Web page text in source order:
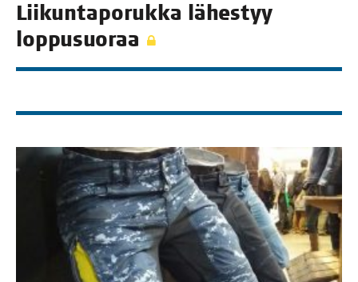
Lii­kun­ta­po­ruk­ka lähes­tyy
loppusuoraa